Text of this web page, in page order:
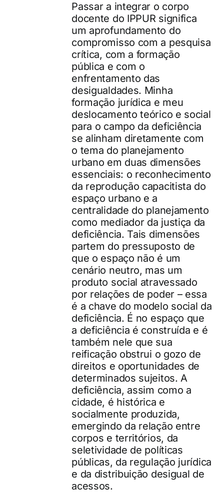
Passar a integrar o corpo
docente do IPPUR significa
um aprofundamento do
compromisso com a pesquisa
crítica, com a formação
pública e com o
enfrentamento das
desigualdades. Minha
formação jurídica e meu
deslocamento teórico e social
para o campo da deficiência
se alinham diretamente com
o tema do planejamento
urbano em duas dimensões
essenciais: o reconhecimento
da reprodução capacitista do
espaço urbano e a
centralidade do planejamento
como mediador da justiça da
deficiência. Tais dimensões
partem do pressuposto de
que o espaço não é um
cenário neutro, mas um
produto social atravessado
por relações de poder – essa
é a chave do modelo social da
deficiência. É no espaço que
a deficiência é construída e é
também nele que sua
reificação obstrui o gozo de
direitos e oportunidades de
determinados sujeitos. A
deficiência, assim como a
cidade, é histórica e
socialmente produzida,
emergindo da relação entre
corpos e territórios, da
seletividade de políticas
públicas, da regulação jurídica
e da distribuição desigual de
acessos.